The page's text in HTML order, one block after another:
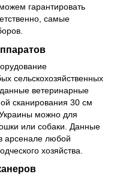
гарантировать
самые
сельскохозяйственных
ветеринарные
сканирования 30 см
Украины можно для
или собаки. Данные
арсенале любой
хозяйства.